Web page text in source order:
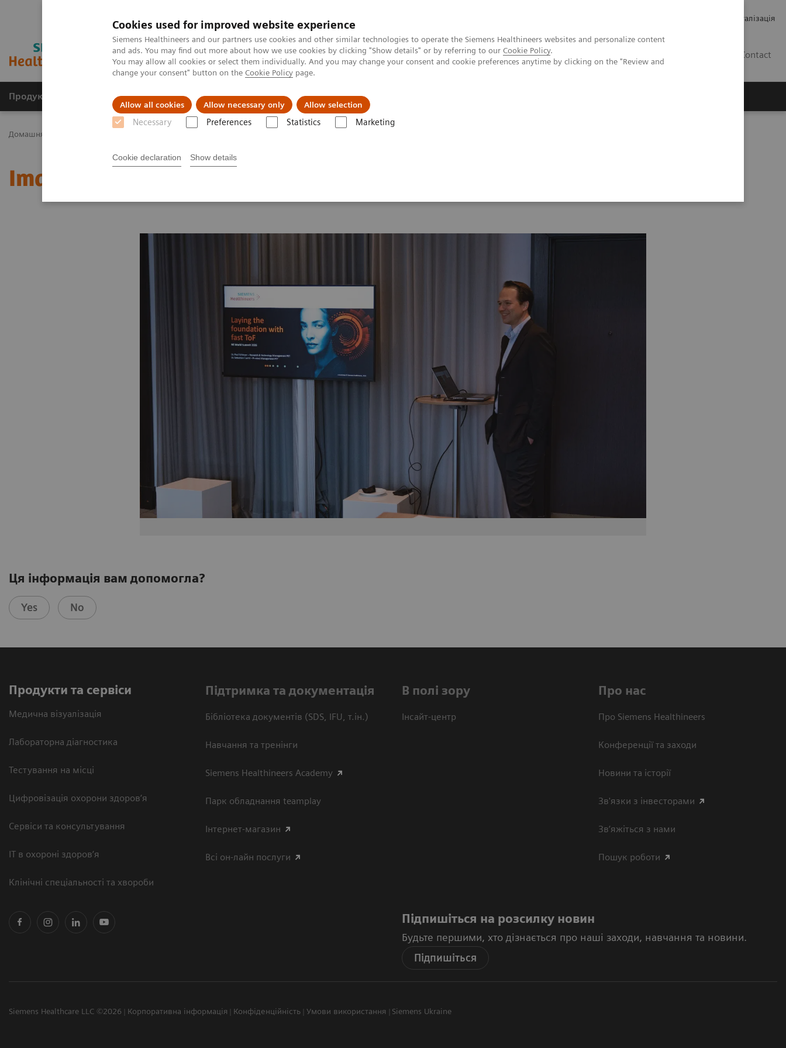
Cookies used for improved website experience
Siemens Healthineers and our partners use cookies and other similar technologies to operate the Siemens Healthineers websites and personalize content
and ads. You may find out more about how we use cookies by clicking "Show details" or by referring to our Cookie Policy.
You may allow all cookies or select them individually. And you may change your consent and cookie preferences anytime by clicking on the "Review and
change your consent" button on the Cookie Policy page.
Allow all cookies Allow necessary only Allow selection
Necessary Preferences Statistics Marketing
Cookie declaration Show details
Медична візуалізація
Contact
Продукція та сервіси Клінічні галузі Підтримка та документація
Домашня
Image 88
Ця інформація вам допомогла?
Yes No
Продукти та сервіси
Медична візуалізація
Лабораторна діагностика
Тестування на місці
Цифровізація охорони здоров’я
Сервіси та консультування
ІТ в охороні здоров’я
Клінічні спеціальності та хвороби
Підтримка та документація
Бібліотека документів (SDS, IFU, т.ін.)
Навчання та тренінги
Siemens Healthineers Academy
Парк обладнання teamplay
Інтернет-магазин
Всі он-лайн послуги
В полі зору
Інсайт-центр
Про нас
Про Siemens Healthineers
Конференції та заходи
Новини та історії
Зв'язки з інвесторами
Зв’яжіться з нами
Пошук роботи
Підпишіться на розсилку новин
Будьте першими, хто дізнається про наші заходи, навчання та новини.
Підпишіться
Siemens Healthcare LLC ©2026 Корпоративна інформація Конфіденційність Умови використання Siemens Ukraine